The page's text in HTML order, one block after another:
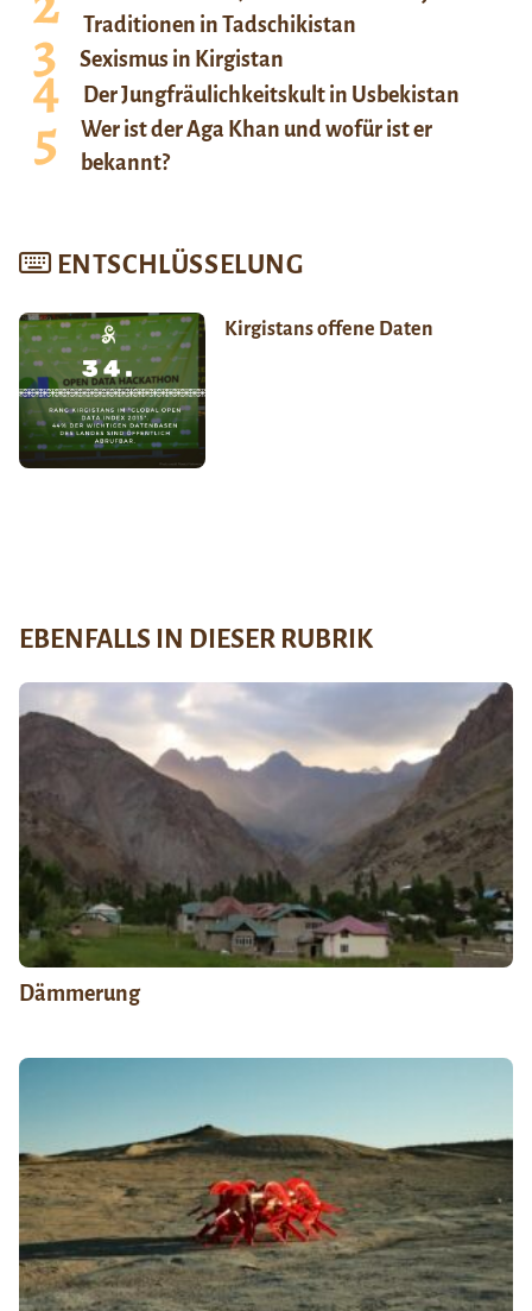
Traditionen in Tadschikistan
Sexismus in Kirgistan
Der Jungfräulichkeitskult in Usbekistan
Wer ist der Aga Khan und wofür ist er
bekannt?
ENTSCHLÜSSELUNG
Kirgistans offene Daten
EBENFALLS IN DIESER RUBRIK
Dämmerung